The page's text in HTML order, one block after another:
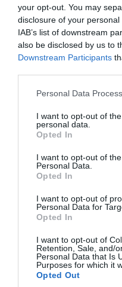
your opt-out. You may
disclosure of your
IAB’s list of downstream
also be disclosed by us to
Downstream Participants
Please note that this
not limited to your visit or
grant or deny consent to
use your data for below
consent section.
Personal Data
I want to opt-out of
personal data.
Opted In
I want to opt-out of
Personal Data.
Opted In
I want to opt-out of
Personal Data for
Opted In
I want to opt-out of
Retention, Sale, and/
Personal Data that Is
Purposes for which it
Opted Out
08.08.2026 | 14:02
«Φώτισε» το Κίεβο
υπερηχητικό 3M22
Ουκρανός